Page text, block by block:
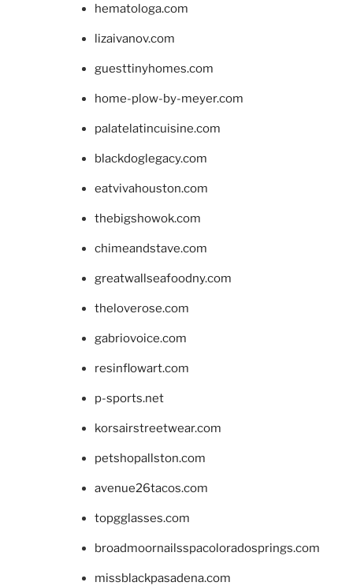
hematologa.com
lizaivanov.com
guesttinyhomes.com
home-plow-by-meyer.com
palatelatincuisine.com
blackdoglegacy.com
eatvivahouston.com
thebigshowok.com
chimeandstave.com
greatwallseafoodny.com
theloverose.com
gabriovoice.com
resinflowart.com
p-sports.net
korsairstreetwear.com
petshopallston.com
avenue26tacos.com
topgglasses.com
broadmoornailsspacoloradosprings.com
missblackpasadena.com